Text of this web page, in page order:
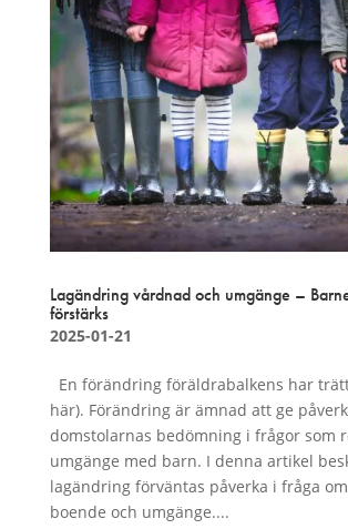
Lagändring vårdnad och umgänge –
förstärks
2025-01-21
En förändring föräldrabalkens har
här). Förändring är ämnad att ge
domstolarnas bedömning i frågor som
umgänge med barn. I denna artikel
lagändring förväntas påverka i fråga
boende och umgänge....